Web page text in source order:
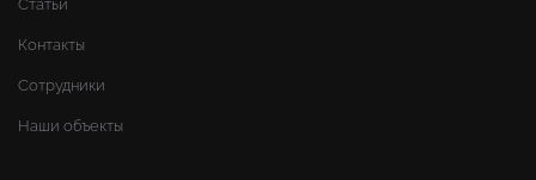
Статьи
Контакты
Сотрудники
Наши объекты